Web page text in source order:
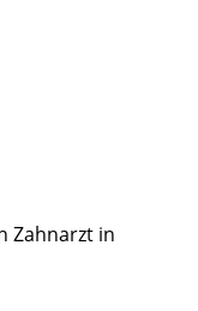
Zahnarzt in